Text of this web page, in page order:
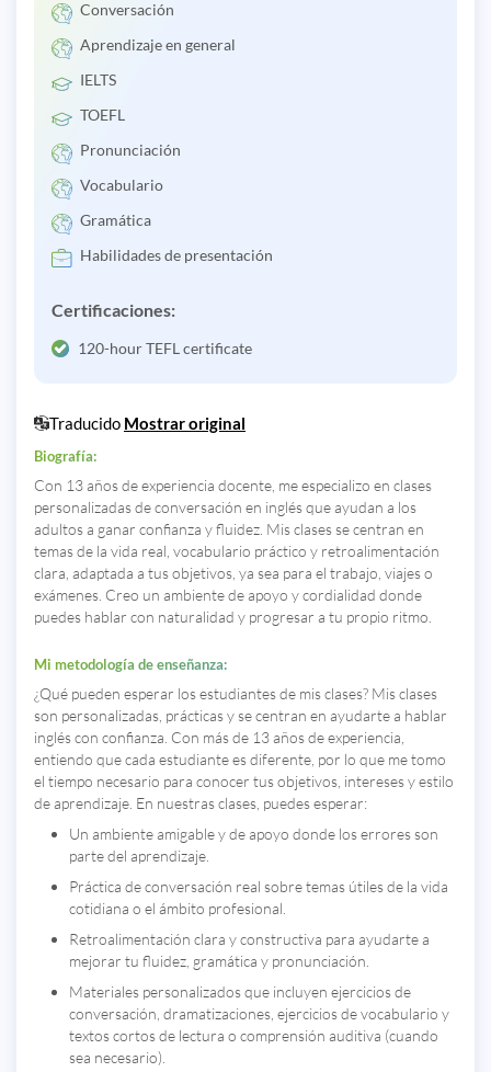
Conversación
Aprendizaje en general
IELTS
TOEFL
Pronunciación
Vocabulario
Gramática
Habilidades de presentación
Certificaciones:
120-hour TEFL certificate
Traducido Mostrar original
Biografía:
Con 13 años de experiencia docente, me especializo en clases
personalizadas de conversación en inglés que ayudan a los
adultos a ganar confianza y fluidez. Mis clases se centran en
temas de la vida real, vocabulario práctico y retroalimentación
clara, adaptada a tus objetivos, ya sea para el trabajo, viajes o
exámenes. Creo un ambiente de apoyo y cordialidad donde
puedes hablar con naturalidad y progresar a tu propio ritmo.
Mi metodología de enseñanza:
¿Qué pueden esperar los estudiantes de mis clases? Mis clases
son personalizadas, prácticas y se centran en ayudarte a hablar
inglés con confianza. Con más de 13 años de experiencia,
entiendo que cada estudiante es diferente, por lo que me tomo
el tiempo necesario para conocer tus objetivos, intereses y estilo
de aprendizaje. En nuestras clases, puedes esperar:
Un ambiente amigable y de apoyo donde los errores son
parte del aprendizaje.
Práctica de conversación real sobre temas útiles de la vida
cotidiana o el ámbito profesional.
Retroalimentación clara y constructiva para ayudarte a
mejorar tu fluidez, gramática y pronunciación.
Materiales personalizados que incluyen ejercicios de
conversación, dramatizaciones, ejercicios de vocabulario y
textos cortos de lectura o comprensión auditiva (cuando
sea necesario).